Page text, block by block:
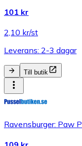
101 kr
2,10 kr/st
Leverans: 2-3 dagar
Till butik
Ravensburger: Paw